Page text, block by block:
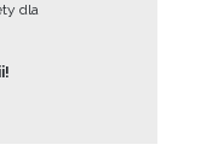
dla